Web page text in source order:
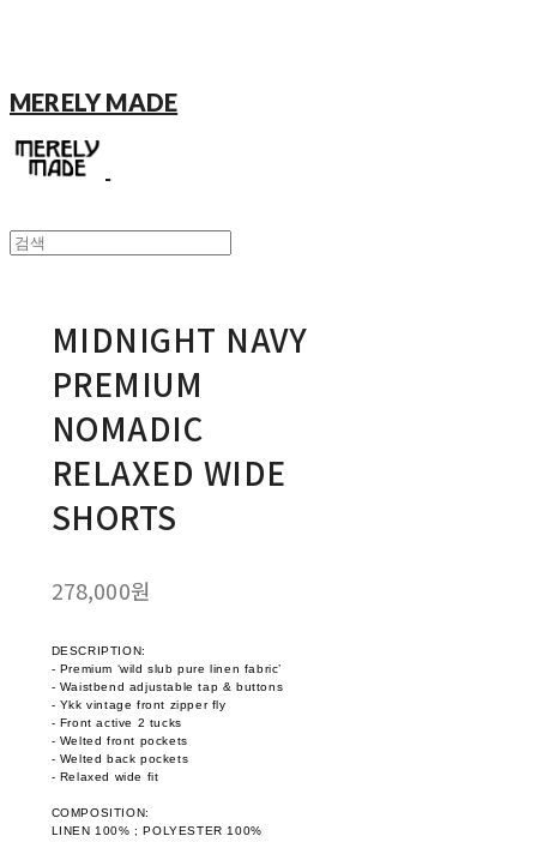
MERELY MADE
MIDNIGHT NAVY
PREMIUM
NOMADIC
RELAXED WIDE
SHORTS
278,000원
DESCRIPTION:
- Premium ‘wild slub pure linen fabric’
- Waistbend adjustable tap & buttons
- Ykk vintage front zipper fly
- Front active 2 tucks
- Welted front pockets
- Welted back pockets
- Relaxed wide fit
COMPOSITION:
LINEN 100% ; POLYESTER 100%